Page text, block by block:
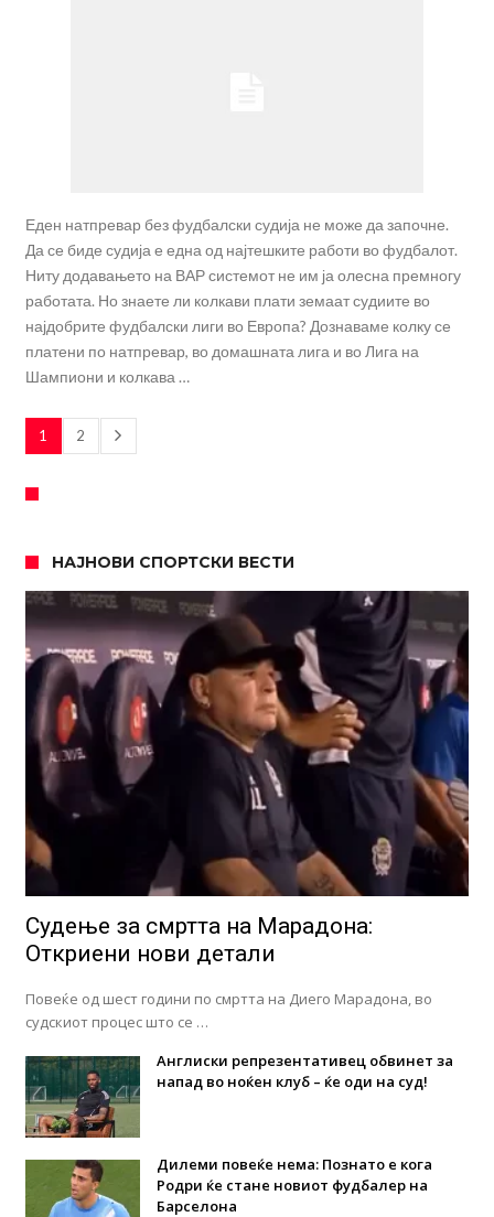
Еден натпревар без фудбалски судија не може да започне.
Да се биде судија е една од најтешките работи во фудбалот.
Ниту додавањето на ВАР системот не им ја олесна премногу
работата. Но знаете ли колкави плати земаат судиите во
најдобрите фудбалски лиги во Европа? Дознаваме колку се
платени по натпревар, во домашната лига и во Лига на
Шампиони и колкава …
1 2
НАЈНОВИ СПОРТСКИ ВЕСТИ
Судење за смртта на Марадона:
Откриени нови детали
Повеќе од шест години по смртта на Диего Марадона, во
судскиот процес што се …
Англиски репрезентативец обвинет за
напад во ноќен клуб – ќе оди на суд!
Дилеми повеќе нема: Познато е кога
Родри ќе стане новиот фудбалер на
Барселона